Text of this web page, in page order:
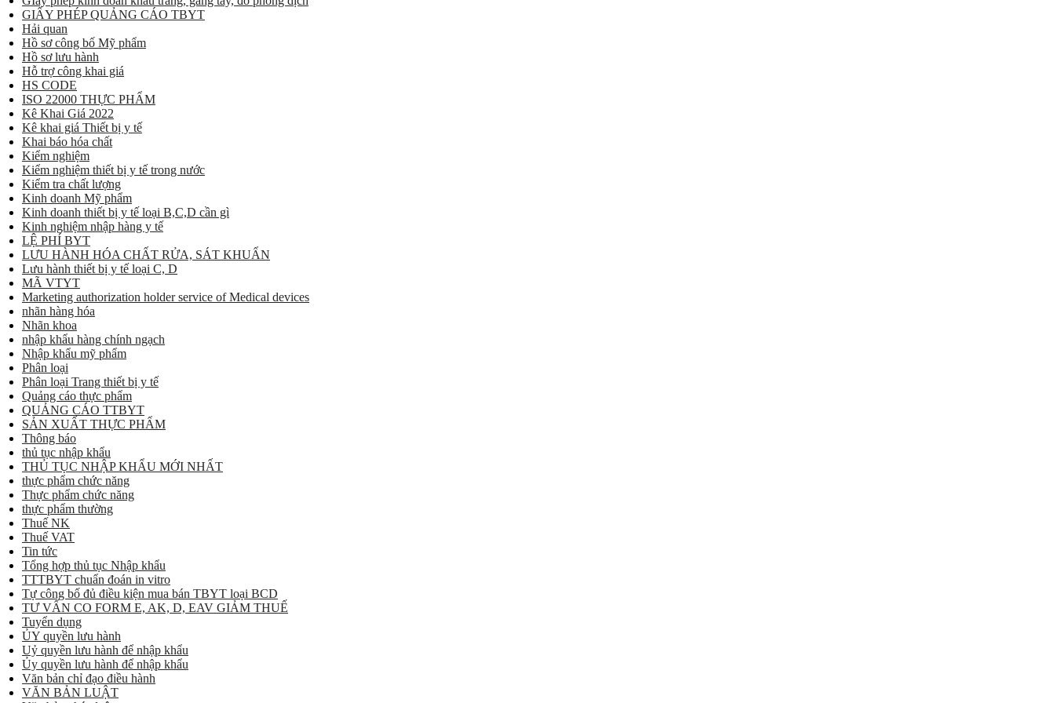
GIẤY PHÉP QUẢNG CÁO TBYT
Hải quan
Hồ sơ công bố Mỹ phẩm
Hồ sơ lưu hành
Hỗ trợ công khai giá
HS CODE
ISO 22000 THỰC PHẨM
Kê Khai Giá 2022
Kê khai giá Thiết bị y tế
Khai báo hóa chất
Kiểm nghiệm
Kiểm nghiệm thiết bị y tế trong nước
Kiểm tra chất lượng
Kinh doanh Mỹ phẩm
Kinh doanh thiết bị y tế loại B,C,D cần gì
Kinh nghiệm nhập hàng y tế
LỆ PHÍ BYT
LƯU HÀNH HÓA CHẤT RỬA, SÁT KHUẨN
Lưu hành thiết bị y tế loại C, D
MÃ VTYT
Marketing authorization holder service of Medical devices
nhãn hàng hóa
Nhãn khoa
nhập khẩu hàng chính ngạch
Nhập khẩu mỹ phẩm
Phân loại
Phân loại Trang thiết bị y tế
Quảng cáo thực phẩm
QUẢNG CÁO TTBYT
SẢN XUẤT THỰC PHẨM
Thông báo
thủ tục nhập khẩu
THỦ TỤC NHẬP KHẨU MỚI NHẤT
thực phẩm chức năng
Thực phẩm chức năng
thực phẩm thường
Thuế NK
Thuế VAT
Tin tức
Tổng hợp thủ tục Nhập khẩu
TTTBYT chuẩn đoán in vitro
Tự công bố đủ điều kiện mua bán TBYT loại BCD
TƯ VẤN CO FORM E, AK, D, EAV GIẢM THUẾ
Tuyển dụng
ỦY quyền lưu hành
Uỷ quyền lưu hành để nhập khẩu
Ủy quyền lưu hành để nhập khẩu
Văn bản chỉ đạo điều hành
VĂN BẢN LUẬT